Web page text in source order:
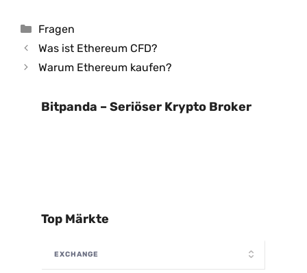
Kategorien
Fragen
Was ist Ethereum CFD?
Warum Ethereum kaufen?
Bitpanda – Seriöser Krypto Broker
Top Märkte
EXCHANGE